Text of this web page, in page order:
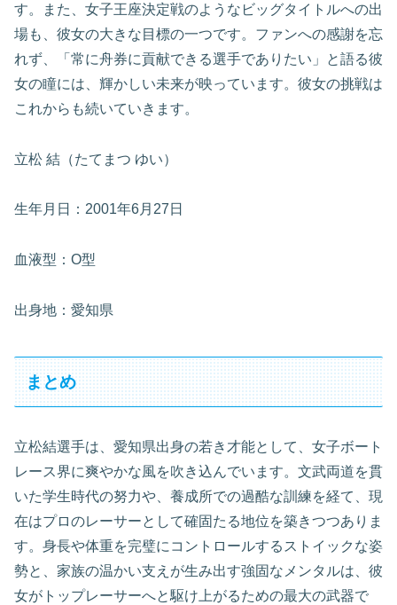
す。また、女子王座決定戦のようなビッグタイトルへの出
場も、彼女の大きな目標の一つです。ファンへの感謝を忘
れず、「常に舟券に貢献できる選手でありたい」と語る彼
女の瞳には、輝かしい未来が映っています。彼女の挑戦は
これからも続いていきます。
立松 結（たてまつ ゆい）
生年月日：2001年6月27日
血液型：O型
出身地：愛知県
まとめ
立松結選手は、愛知県出身の若き才能として、女子ボート
レース界に爽やかな風を吹き込んでいます。文武両道を貫
いた学生時代の努力や、養成所での過酷な訓練を経て、現
在はプロのレーサーとして確固たる地位を築きつつありま
す。身長や体重を完璧にコントロールするストイックな姿
勢と、家族の温かい支えが生み出す強固なメンタルは、彼
女がトップレーサーへと駆け上がるための最大の武器で